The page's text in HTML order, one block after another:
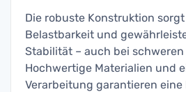
Die robuste Konstruktion
Belastbarkeit und
Stabilität – auch bei
Hochwertige Materialien und
Verarbeitung garantieren